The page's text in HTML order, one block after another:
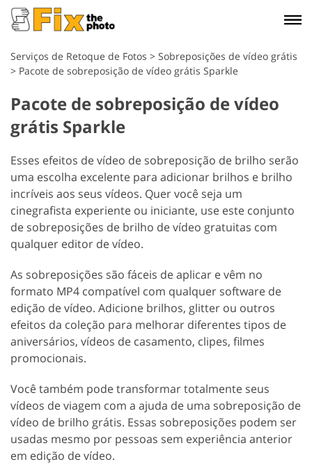
Serviços de Retoque de Fotos > Sobreposições de vídeo grátis
> Pacote de sobreposição de vídeo grátis Sparkle
Pacote de sobreposição de vídeo
grátis Sparkle
Esses efeitos de vídeo de sobreposição de brilho serão
uma escolha excelente para adicionar brilhos e brilho
incríveis aos seus vídeos. Quer você seja um
cinegrafista experiente ou iniciante, use este conjunto
de sobreposições de brilho de vídeo gratuitas com
qualquer editor de vídeo.
As sobreposições são fáceis de aplicar e vêm no
formato MP4 compatível com qualquer software de
edição de vídeo. Adicione brilhos, glitter ou outros
efeitos da coleção para melhorar diferentes tipos de
aniversários, vídeos de casamento, clipes, filmes
promocionais.
Você também pode transformar totalmente seus
vídeos de viagem com a ajuda de uma sobreposição de
vídeo de brilho grátis. Essas sobreposições podem ser
usadas mesmo por pessoas sem experiência anterior
em edição de vídeo.